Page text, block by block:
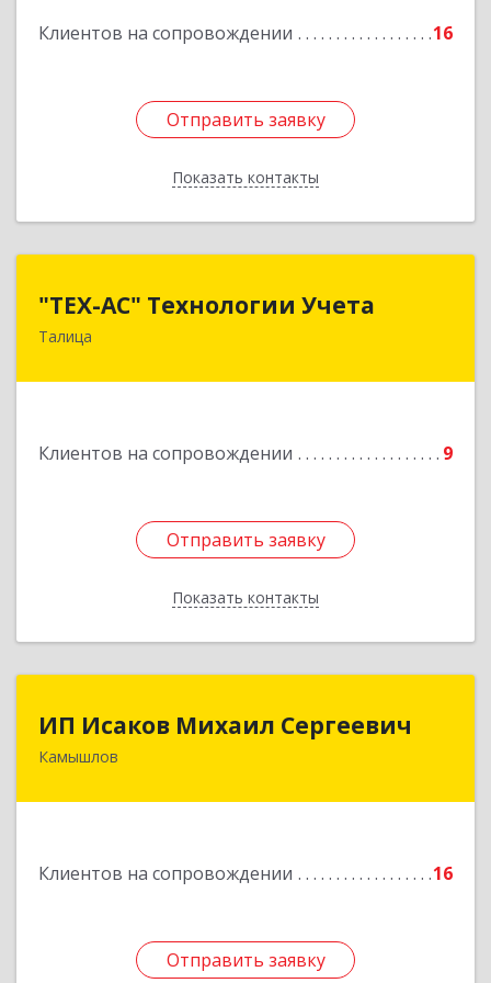
Клиентов на сопровождении 16
Отправить заявку
Показать контакты
Отправить заявку
Назад
"ТЕХ-АС" Технологии Учета
Талица
Клиентов на сопровождении 9
Отправить заявку
Показать контакты
Отправить заявку
Назад
ИП Исаков Михаил Сергеевич
Камышлов
Клиентов на сопровождении 16
Отправить заявку
624860, Свердловская обл, Камышлов г, Ленина
Отправить заявку